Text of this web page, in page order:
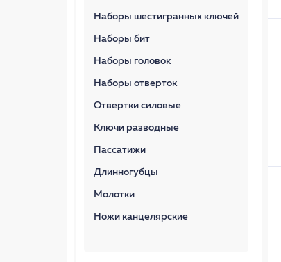
Наборы шестигранных ключей
Наборы бит
Наборы головок
Наборы отверток
Отвертки силовые
Ключи разводные
Пассатижи
Длинногубцы
Молотки
Ножи канцелярские